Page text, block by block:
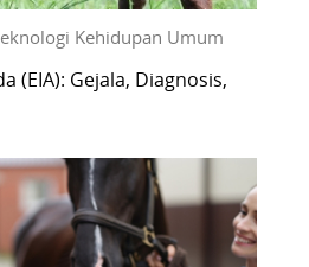
Kehidupan Umum
(EIA): Gejala, Diagnosis,